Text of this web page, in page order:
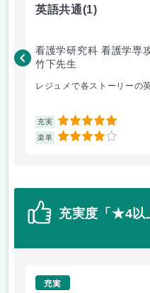
英語共通(1)
看護学研究科 看護学専
竹下先生
レジュメで各ストーリーの
充実 5
楽単 4
充実度「★4以
充実